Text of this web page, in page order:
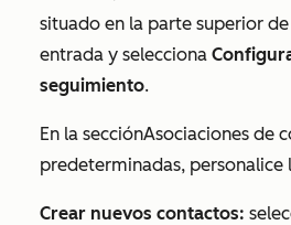
situado en la parte superior
entrada y selecciona
seguimiento.
En la secciónAsociaciones de
predeterminadas, personalice
Crear nuevos contactos: